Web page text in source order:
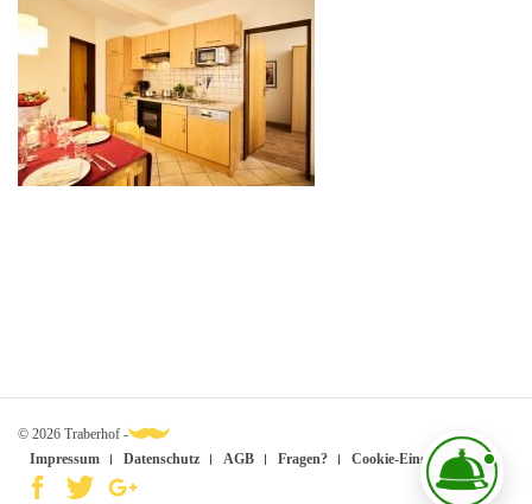
© 2026 Traberhof -
Impressum
Datenschutz AGB Fragen? Cookie-Einstellungen